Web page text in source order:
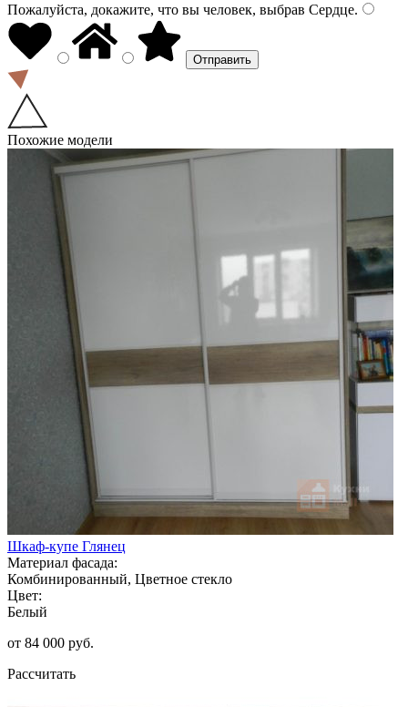
Пожалуйста, докажите, что вы человек, выбрав Сердце.
Похожие модели
Шкаф-купе Глянец
Материал фасада:
Комбинированный, Цветное стекло
Цвет:
Белый
от 84 000 руб.
Рассчитать